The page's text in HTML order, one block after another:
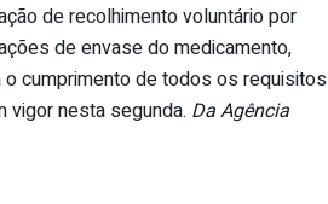
de recolhimento voluntário por
de envase do medicamento,
o cumprimento de todos os requisitos
vigor nesta segunda. Da Agência